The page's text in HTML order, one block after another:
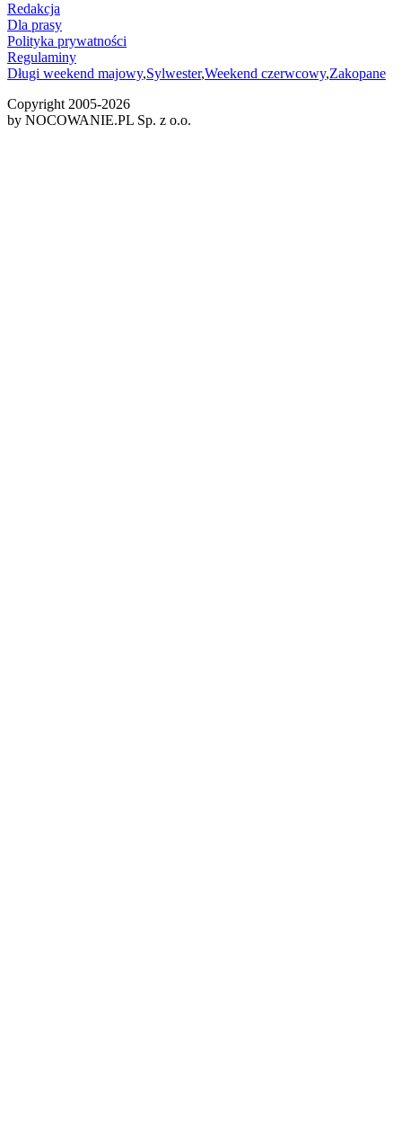
Redakcja
Dla prasy
Polityka prywatności
Regulaminy
Długi weekend majowy,Sylwester,Weekend czerwcowy,Zakopane
Copyright 2005-2026
by NOCOWANIE.PL Sp. z o.o.